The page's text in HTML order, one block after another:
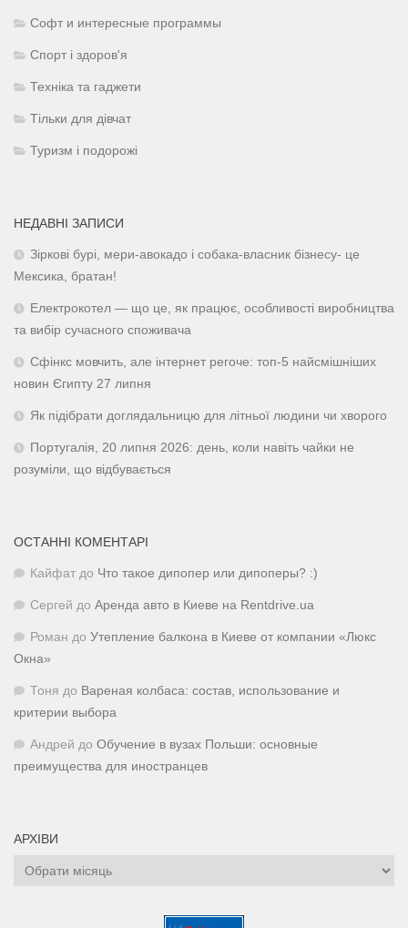
Софт и интересные программы
Спорт і здоров'я
Техніка та гаджети
Тільки для дівчат
Туризм і подорожі
НЕДАВНІ ЗАПИСИ
Зіркові бурі, мери-авокадо і собака-власник бізнесу- це
Мексика, братан!
Електрокотел — що це, як працює, особливості виробництва
та вибір сучасного споживача
Сфінкс мовчить, але інтернет регоче: топ-5 найсмішніших
новин Єгипту 27 липня
Як підібрати доглядальницю для літньої людини чи хворого
Португалія, 20 липня 2026: день, коли навіть чайки не
розуміли, що відбувається
ОСТАННІ КОМЕНТАРІ
Кайфат до Что такое дипопер или дипоперы? :)
Сергей до Аренда авто в Киеве на Rentdrive.ua
Роман до Утепление балкона в Киеве от компании «Люкс
Окна»
Тоня до Вареная колбаса: состав, использование и
критерии выбора
Андрей до Обучение в вузах Польши: основные
преимущества для иностранцев
АРХІВИ
Архіви